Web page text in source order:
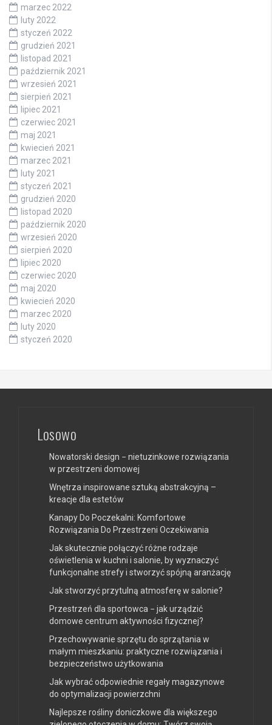
marzec 2022
luty 2022
styczeń 2022
grudzień 2021
listopad 2021
październik 2021
wrzesień 2021
sierpień 2021
lipiec 2021
czerwiec 2021
maj 2021
kwiecień 2021
marzec 2021
luty 2021
styczeń 2021
grudzień 2020
listopad 2020
październik 2020
wrzesień 2020
sierpień 2020
lipiec 2020
czerwiec 2020
maj 2020
kwiecień 2020
marzec 2020
luty 2020
styczeń 2020
Losowo
Nowatorski design − nietuzinkowe rozwiązania
w przestrzeni domowej
Wnętrza inspirowane sztuką abstrakcyjną –
kreacje dla estetów
Kanapy Do Poczekalni: Komfortowe
Rozwiązania Do Przestrzeni Oczekiwania
Jak skutecznie połączyć różne rodzaje
oświetlenia w kuchni i salonie, by wyznaczyć
funkcjonalne strefy i stworzyć spójną aranżację
Jak stworzyć przytulną atmosferę w salonie?
Przestrzeń dla sportowca − jak urządzić
domowe centrum aktywności fizycznej?
Przechowywanie sprzętu do sprzątania w
małym mieszkaniu: praktyczne rozwiązania i
bezpieczeństwo użytkowania
Jak wybrać odpowiednie regały magazynowe
do optymalizacji powierzchni
Najlepsze rośliny doniczkowe dla większego